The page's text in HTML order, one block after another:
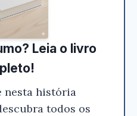
Leia o livro
nesta história
todos os
criamos resumos para
de que o livro é bom
comprar.
Stantibus - Paulo